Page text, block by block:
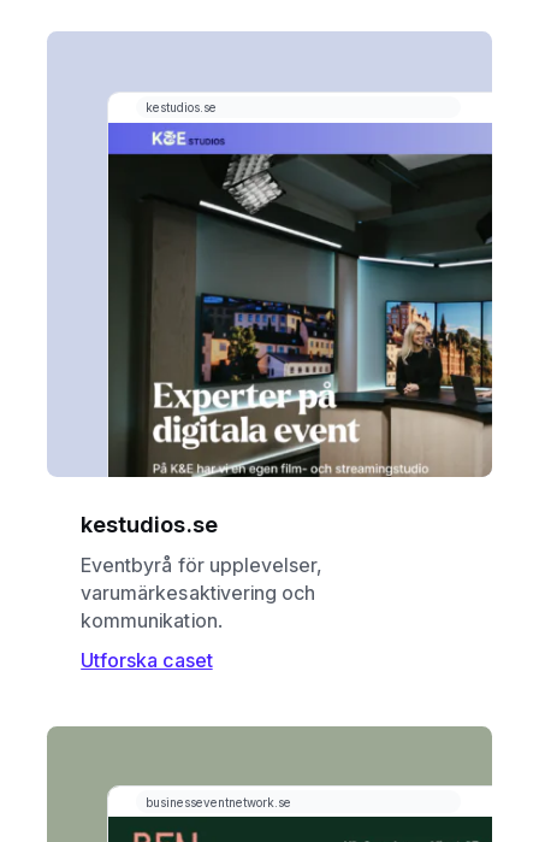
kestudios.se
Eventbyrå för upplevelser,
varumärkesaktivering och
kommunikation.
Utforska caset